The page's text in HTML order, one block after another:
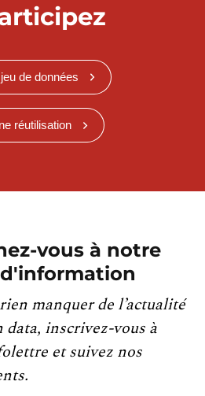
de données
réutilisation
vous à notre
manquer de l’actualité
data, inscrivez-vous à
et suivez nos